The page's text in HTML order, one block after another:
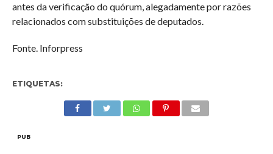
antes da verificação do quórum, alegadamente por razões
relacionados com substituições de deputados.
Fonte. Inforpress
ETIQUETAS:
PUB